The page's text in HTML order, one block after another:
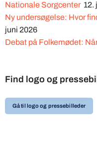
Nationale Sorgcenter 12.
Ny undersøgelse: Hvor
juni 2026
Debat på Folkemødet:
Find logo og
Gå til logo og pressebilleder